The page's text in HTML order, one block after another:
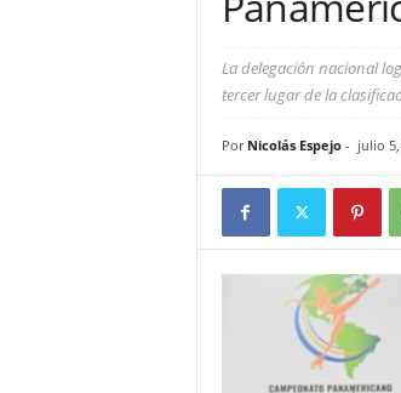
La delegación nacional
tercer lugar de la
Por Nicolás Espejo- julio